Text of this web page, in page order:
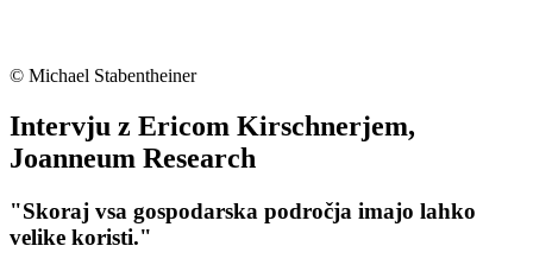
© Michael Stabentheiner
Intervju z Ericom Kirschnerjem,
Joanneum Research
"Skoraj vsa gospodarska področja imajo lahko
velike koristi."